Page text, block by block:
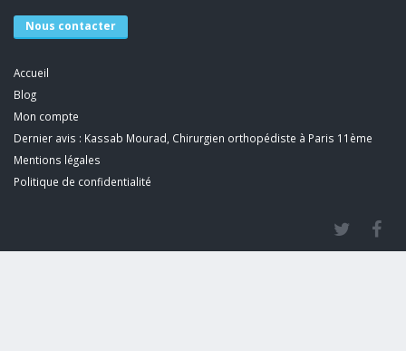
Nous contacter
Accueil
Blog
Mon compte
Dernier avis : Kassab Mourad, Chirurgien orthopédiste à Paris 11ème
Mentions légales
Politique de confidentialité